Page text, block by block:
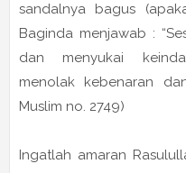
sandalnya bagus
Baginda menjawab :
dan menyukai
menolak kebenaran
Muslim no. 2749)
Ingatlah amaran